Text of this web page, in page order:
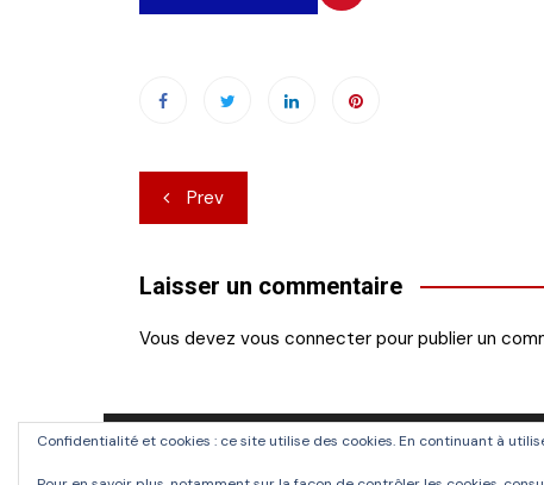
Navigation
de
l’article
Prev
Laisser un commentaire
Vous devez vous connecter pour publier un
Confidentialité et cookies : ce site utilise des cookies. En continuant à